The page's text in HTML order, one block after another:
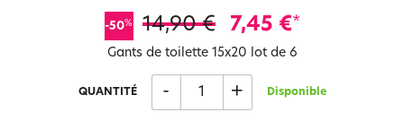
-50% 14,90 € 7,45 €*
Gants de toilette 15x20 lot de 6
QUANTITÉ - + Disponible